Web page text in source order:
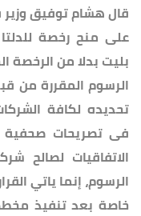
قال هشام توفيق وزير
الرسوم المقررة من
تحديده لكافة
فى تصريحات
الاتفاقيات لصالح
الرسوم، إنما ياتي